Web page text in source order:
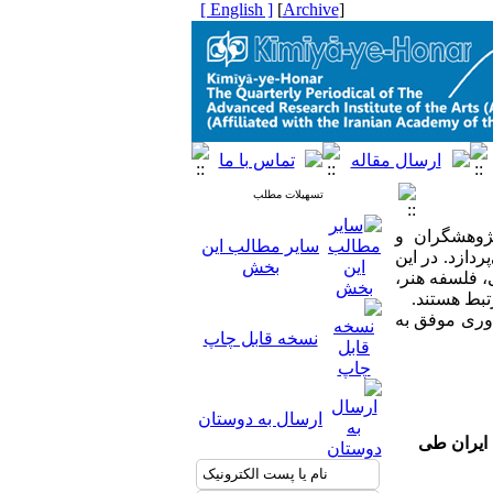
[
Archive
]
[ English ]
و
در این
فلسفه هنر،
هستند.
تحقیقات و فناوری موفق به
ایران طی
تسهیلات مطلب
سایر مطالب این
بخش
نسخه قابل چاپ
ارسال به دوستان